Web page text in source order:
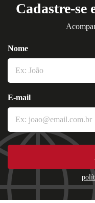
Cadastre-se
Nome
E-mail